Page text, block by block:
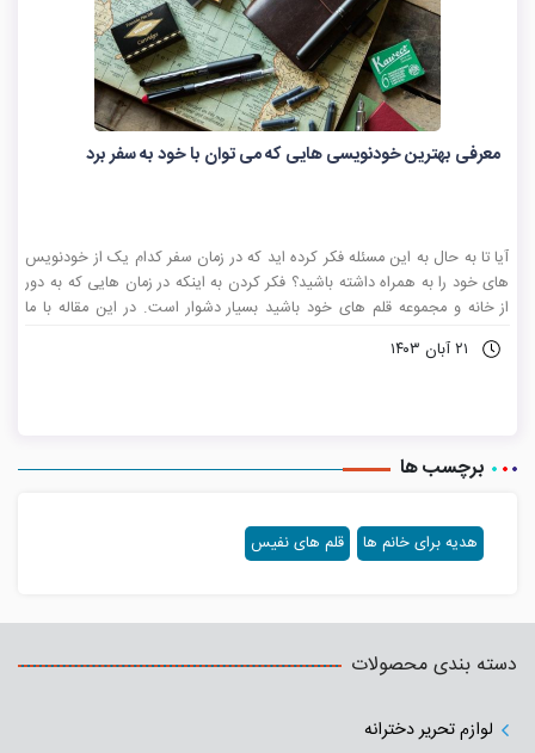
معرفی بهترین خودنویسی هایی که می توان با خود به سفر برد
آیا تا به حال به این مسئله فکر کرده اید که در زمان سفر کدام یک از خودنویس
های خود را به همراه داشته باشید؟ فکر کردن به اینکه در زمان هایی که به دور
از خانه و مجموعه قلم های خود باشید بسیار دشوار است. در این مقاله با ما
۲۱ آبان ۱۴۰۳
برچسب ها
هدیه برای خانم ها قلم های نفیس
دسته بندی محصولات
لوازم تحریر دخترانه